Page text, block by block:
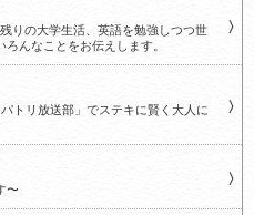
りの大学生活、英語を勉強しつつ世
んなことをお伝えします。
トリ放送部」でステキに賢く大人に
〜